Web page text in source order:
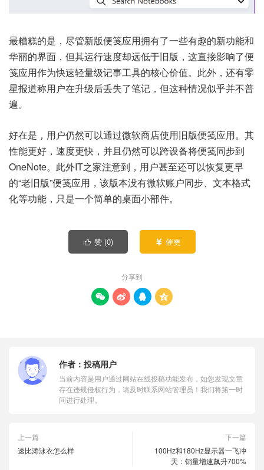
最糟糕的是，尽管新版便笺应用拥有了一些有趣的新功能和
华丽的界面，但其运行速度却远低于旧版，这直接影响了便
笺应用作为快速轻量级记事工具的核心价值。此外，还有零
星报道称用户在升级后丢失了笔记，但这种情况似乎并不普
遍。
好在是，用户仍然可以通过微软商店使用旧版便笺应用。其
性能更好，速度更快，并且仍然可以跨设备将便笺同步到
OneNote。此外IT之家注意到，用户甚至还可以恢复更早
的“老旧版”便笺应用，该版本没有微软账户同步、文本格式
化等功能，只是一个简单的桌面小部件。
 赞 (0)  催更
分享到
   
作者： 投稿用户
当前内容是用户通过网站在线投稿功能发布，如您发现文章
存在违规侵权行为，请及时联系网站管理员！我们将第一时
间进行处理。
上一篇
速比涛泳衣怎么样
下一篇
100Hz和180Hz显示器一飞冲
天：销量增速飙升700%